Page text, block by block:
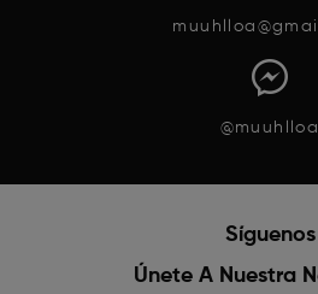
@muuhlloa
Síguenos
Únete A Nuestra